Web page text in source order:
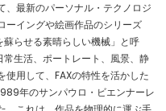
、最新のパーソナル・テクノロジ
ーイングや絵画作品のシリーズ
らせる素晴らしい機械」と呼
生活、ポートレート、風景、静
用して、FAXの特性を活かした
年のサンパウロ・ビエンナーレ